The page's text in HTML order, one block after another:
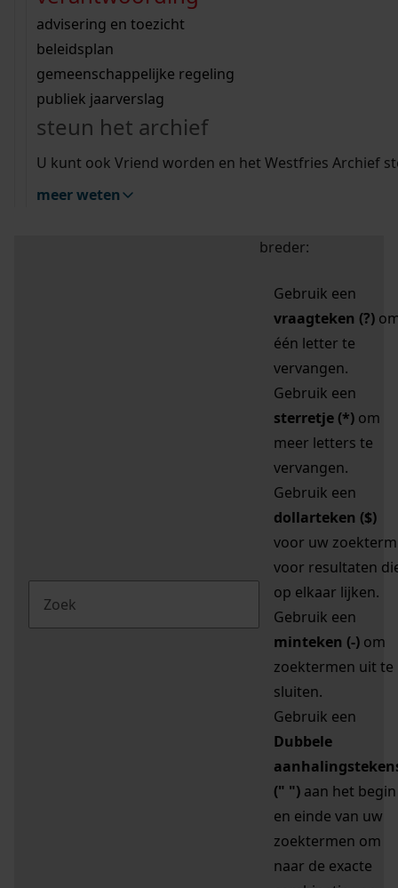
bouwvergunningen
omgevingsvergunningen
vergunningen
beeld en geluid
uitleg nodig?
Wij helpen u op weg met een aantal zoektips.
bekijk alle zoektips
Wij helpen u op weg met een aantal zoektips.
bekijk alle zoektips
bekijk ons geschiedenislokaal
advisering en toezicht
beleidsplan
gemeenschappelijke regeling
publiek jaarverslag
steun het archief
U kunt ook Vriend worden en het Westfries Archief
meer weten
zoektips
Mijn Studiezaal (inloggen)
uw zoekopdracht te
breder:
Gebruik een
vraagteken (?)
één letter te
vervangen.
Gebruik een
sterretje (*) om
meer letters te
vervangen.
Gebruik een
dollarteken ($)
voor uw zoekterm
voor resultaten
op elkaar lijken.
Gebruik een
minteken (-) om
zoektermen uit te
sluiten.
Gebruik een
Dubbele
(" ") aan het begin
en einde van uw
zoektermen om
naar de exacte